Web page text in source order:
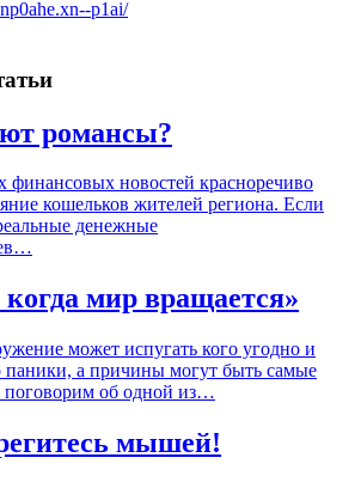
романсы?
финансовых новостей красноречиво
кошельков жителей региона. Если
денежные
мир вращается»
может испугать кого угодно и
паники, а причины могут быть самые
об одной из…
мышей!